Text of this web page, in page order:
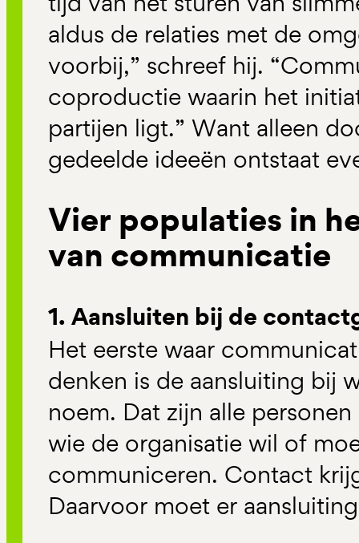
aldus de relaties met de
voorbij,” schreef hij.
coproductie waarin het
partijen ligt.” Want alleen
gedeelde ideeën ontstaat
Vier populaties in
van communicatie
1. Aansluiten bij de
Het eerste waar
denken is de aansluiting bij
noem. Dat zijn alle
wie de organisatie wil of
communiceren. Contact
Daarvoor moet er